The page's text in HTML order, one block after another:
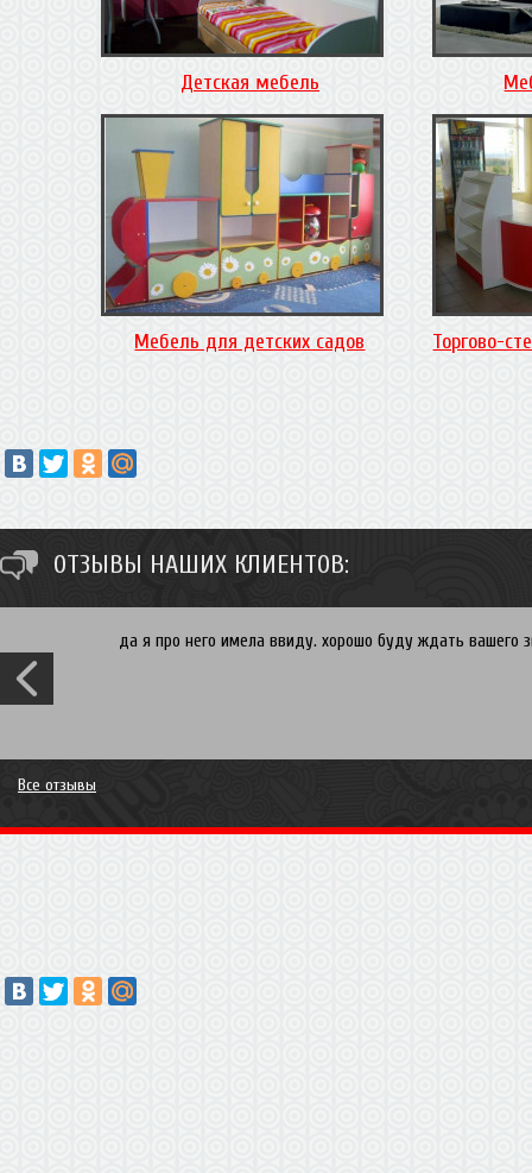
Детская мебель
Мебель для детских садов Торгово-
ОТЗЫВЫ НАШИХ КЛИЕНТОВ:
да я про него имела ввиду. хорошо буду ждать вашего
Все отзывы